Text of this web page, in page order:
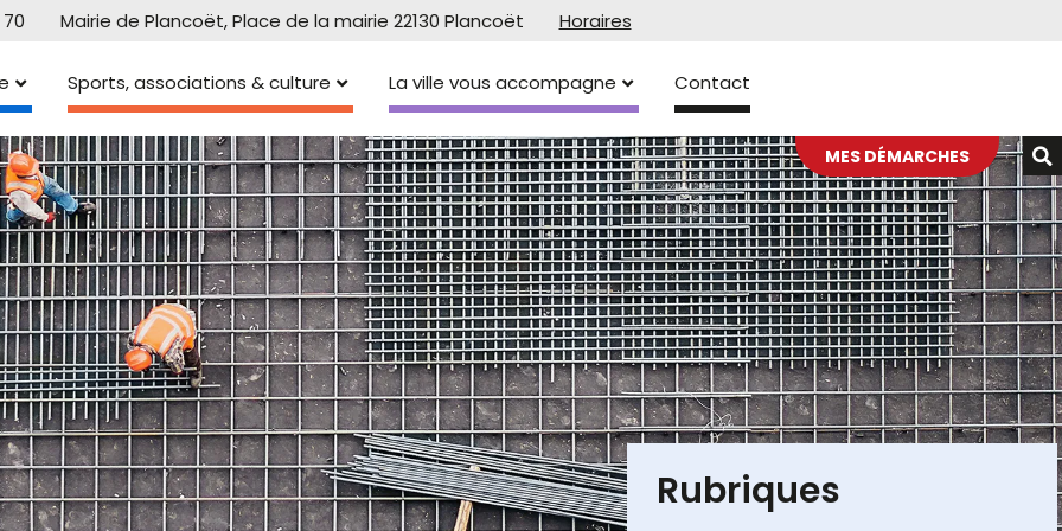
Mairie de Plancoët, Place de la mairie 22130 Plancoët Horaires
Sports, associations & culture La ville vous accompagne Contact
MES DÉMARCHES
Rubriques